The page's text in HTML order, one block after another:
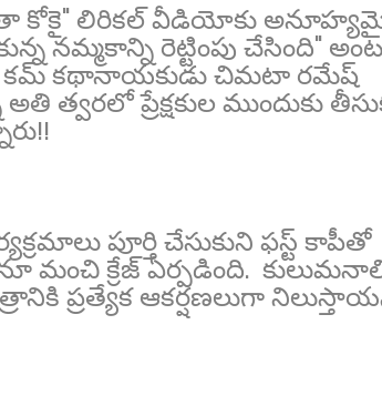
కోకై" లిరికల్ వీడియోకు
నమ్మకాన్ని రెట్టింపు చేసింది"
కమ్ కథానాయకుడు చిమటా రమేష్
త్వరలో ప్రేక్షకుల ముందుకు
పూర్తి చేసుకుని ఫస్ట్ కాపీతో
మంచి క్రేజ్ ఏర్పడింది.
ప్రత్యేక ఆకర్షణలుగా